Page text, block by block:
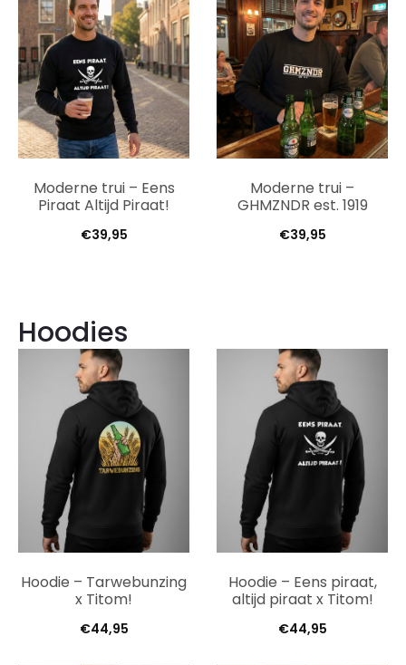
Moderne trui – Eens
Piraat Altijd Piraat!
€39,95
Moderne trui –
GHMZNDR est. 1919
€39,95
Hoodies
Hoodie – Tarwebunzing
x Titom!
€44,95
Hoodie – Eens piraat,
altijd piraat x Titom!
€44,95